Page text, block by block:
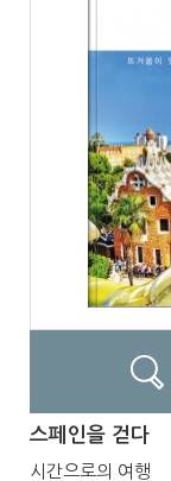
스페인을 걷다
시간으로의 여행